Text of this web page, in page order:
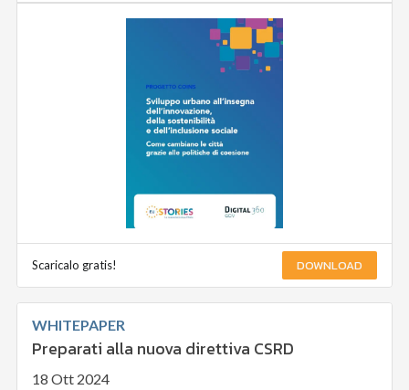
Scaricalo gratis! DOWNLOAD
WHITEPAPER
Preparati alla nuova direttiva CSRD
18 Ott 2024